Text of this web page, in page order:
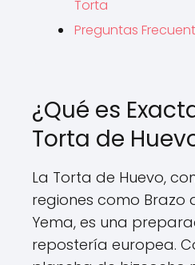
Torta
Preguntas
¿Qué es
Torta de
La Torta de Huevo,
regiones como Brazo
Yema, es una
repostería europea.